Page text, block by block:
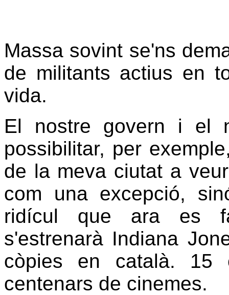
Massa sovint se'ns
de militants actius en
vida.
El nostre govern i el
possibilitar, per
de la meva ciutat a
com una excepció,
ridícul que ara es
s'estrenarà Indiana
còpies en català. 15
centenars de cinemes.